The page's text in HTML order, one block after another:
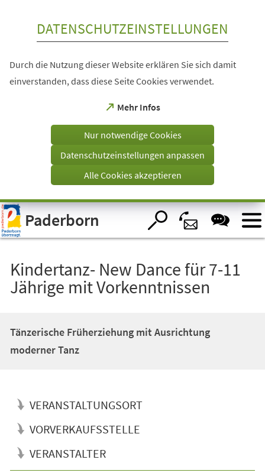
Visuelle
Assistenzsoftware
öffnen.
DATENSCHUTZEINSTELLUNGEN
Durch die Nutzung dieser Website erklären Sie sich damit
einverstanden, dass diese Seite Cookies verwendet.
Mehr Infos
(Öffnet
einem
Tab)
Nur notwendige Cookies
Datenschutzeinstellungen anpassen
Alle Cookies akzeptieren
Paderborn
Kindertanz- New Dance für 7-11
Jährige mit Vorkenntnissen
Tänzerische Früherziehung mit Ausrichtung
moderner Tanz
VERANSTALTUNGSORT
VORVERKAUFSSTELLE
VERANSTALTER